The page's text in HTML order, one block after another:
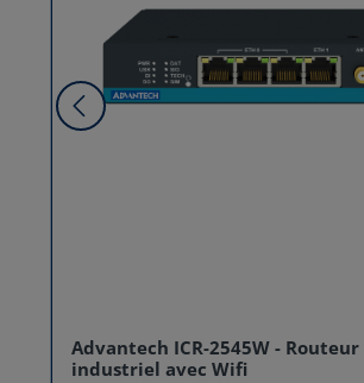
Advantech ICR-2545W - Routeur
industriel avec Wifi